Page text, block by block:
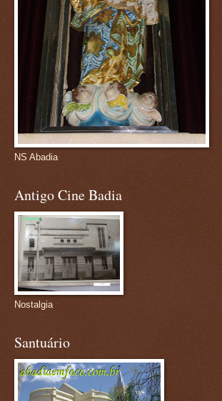
NS Abadia
Antigo Cine Badia
Nostalgia
Santuário